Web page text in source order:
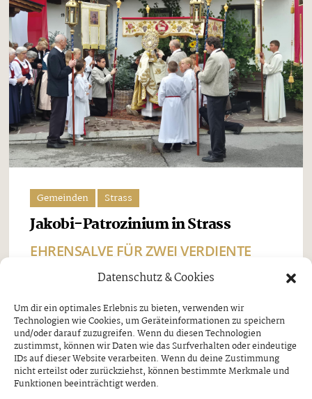
Datenschutz & Cookies
Um dir ein optimales Erlebnis zu bieten, verwenden wir
Technologien wie Cookies, um Geräteinformationen zu speichern
und/oder darauf zuzugreifen. Wenn du diesen Technologien
zustimmst, können wir Daten wie das Surfverhalten oder eindeutige
IDs auf dieser Website verarbeiten. Wenn du deine Zustimmung
nicht erteilst oder zurückziehst, können bestimmte Merkmale und
Funktionen beeinträchtigt werden.
Gemeinden Strass
Jakobi-Patrozinium in Strass
EHRENSALVE FÜR ZWEI VERDIENTE
Beim Jakobi-Patrozinium am Sonntag, dem 26. Juli,
stand Strass im Zillertal ganz im Zeichen seines
Pfarrpatrons, des heiligen Jakobus. Nach dem
feierlichen Festgottesdienst und der traditionellen